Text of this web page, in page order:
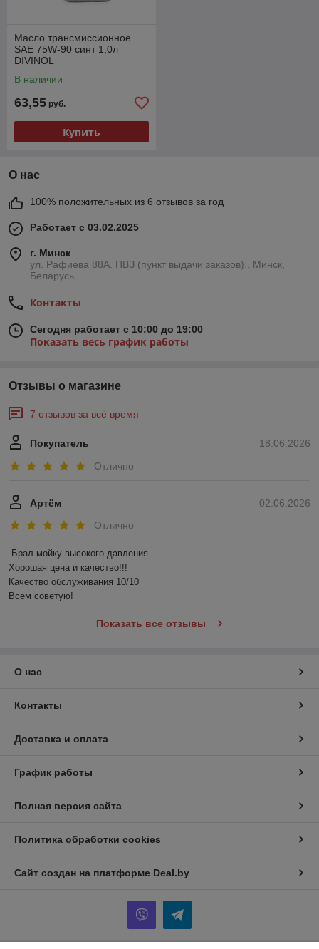
Масло трансмиссионное
SAE 75W-90 синт 1,0л
DIVINOL
В наличии
63,55 руб.
Купить
О нас
100% положительных из 6 отзывов за год
Работает с 03.02.2025
г. Минск
ул. Рафиева 88А. ПВЗ (пункт выдачи заказов)., Минск,
Беларусь
Контакты
Сегодня работает с 10:00 до 19:00
Показать весь график работы
Отзывы о магазине
7 отзывов за всё время
18.06.2026
Покупатель
Отлично
02.06.2026
Артём
Отлично
Брал мойку высокого давления
Хорошая цена и качество!!!
Качество обслуживания 10/10
Всем советую!
Показать все отзывы
О нас
Контакты
Доставка и оплата
График работы
Полная версия сайта
Политика обработки cookies
Сайт создан на платформе Deal.by